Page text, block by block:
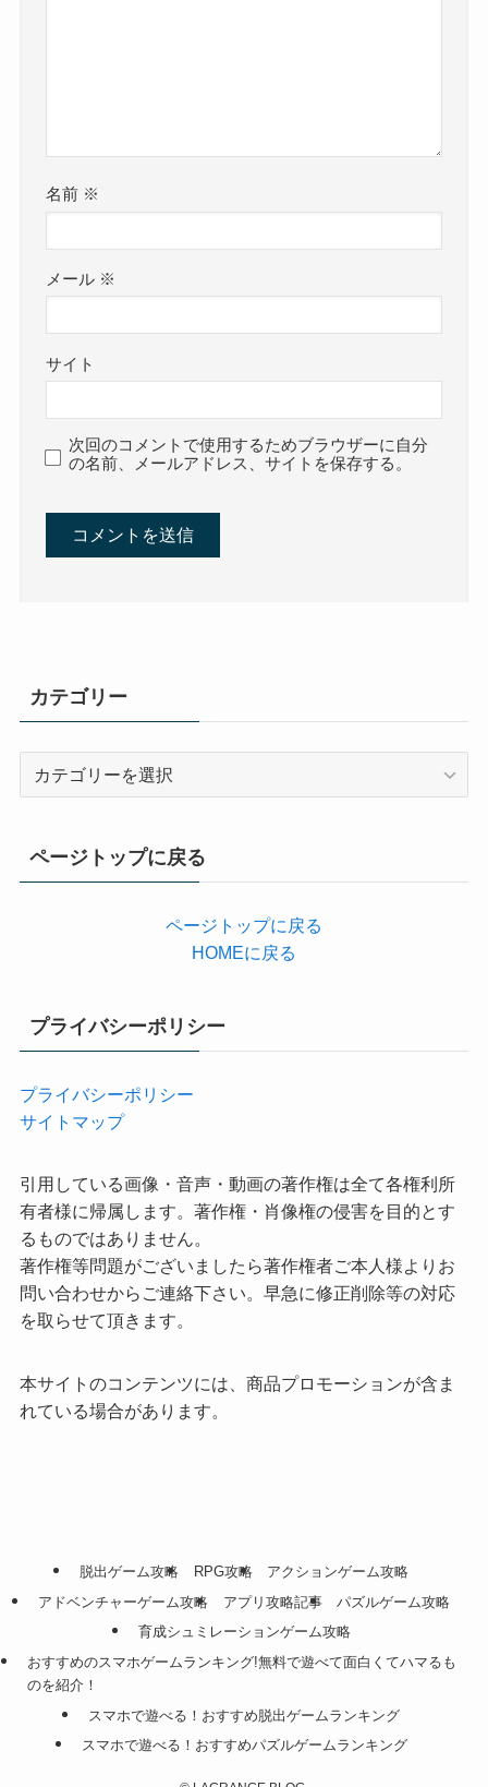
名前 ※
メール ※
サイト
次回のコメントで使用するためブラウザーに自分
の名前、メールアドレス、サイトを保存する。
カテゴリー
ページトップに戻る
ページトップに戻る
HOMEに戻る
プライバシーポリシー
プライバシーポリシー
サイトマップ
引用している画像・音声・動画の著作権は全て各権利所
有者様に帰属します。著作権・肖像権の侵害を目的とす
るものではありません。
著作権等問題がございましたら著作権者ご本人様よりお
問い合わせからご連絡下さい。早急に修正削除等の対応
を取らせて頂きます。
本サイトのコンテンツには、商品プロモーションが含ま
れている場合があります。
脱出ゲーム攻略 RPG攻略
アクションゲーム攻略
アドベンチャーゲーム攻略
アプリ攻略記事
パズルゲーム攻略
育成シュミレーションゲーム攻略
おすすめのスマホゲームランキング!無料で遊べて面白くてハマるも
のを紹介！
スマホで遊べる！おすすめ脱出ゲームランキング
スマホで遊べる！おすすめパズルゲームランキング